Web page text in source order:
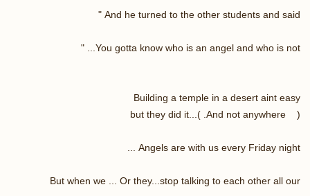
And he turned to the other students and said "
You gotta know who is an angel and who is not... "
Building a temple in a desert aint easy
( And not anywhere. )...but they did it
Angels are with us every Friday night ...
But when we ... Or they...stop talking to each other all our